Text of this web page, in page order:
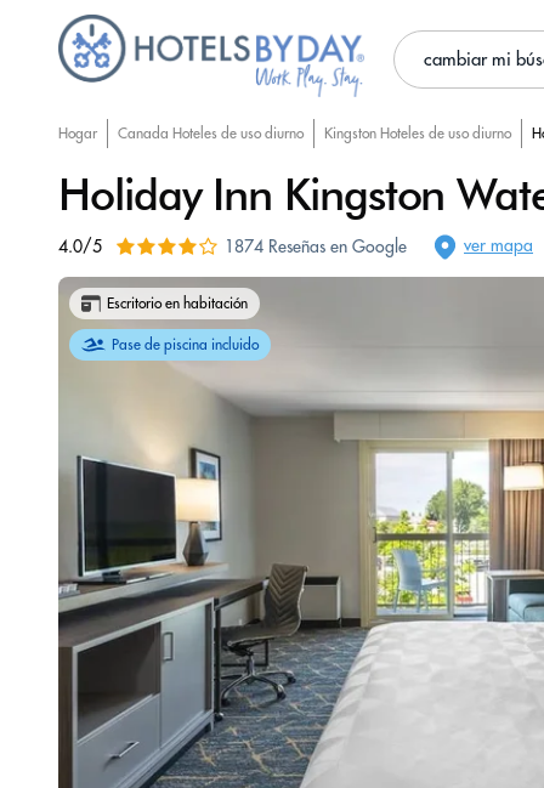
cambiar mi
Hogar Canada Hoteles de uso diurno Kingston Hoteles de uso diurno
Holiday Inn Kingston
4.0/5 1874 Reseñas en Google ver mapa
Escritorio en habitación
Pase de piscina incluido